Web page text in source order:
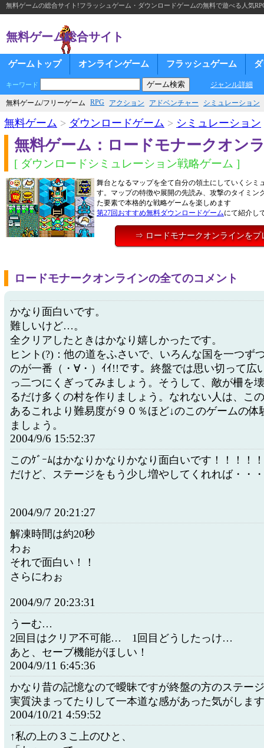
無料ゲームの総合サイト!フラッシュゲーム・ダウンロードゲームの無料で遊べる人気
無料ゲーム総合サイト
ゲームトップ オンラインゲーム フラッシュゲーム
キーワード ジャンル詳細
無料ゲーム/フリーゲーム RPG アクション アドベンチャー シミュレーション
無料ゲーム > ダウンロードゲーム > シミュレーション
無料ゲーム：ロードモナークオン
[ ダウンロードシミュレーション戦略ゲーム ]
舞台となるマップを全て自分の領土にしていくシミ
す。マップの特徴や展開の先読み、攻撃のタイミン
た要素で本格的な戦略ゲームを楽しめます
第27回おすすめ無料ダウンロードゲームにて紹介し
⇒ ロードモナークオンラインをプ
ロードモナークオンラインの全てのコメント
かなり面白いです。
難しいけど…。
全クリアしたときはかなり嬉しかったです。
ヒント(?)：他の道をふさいで、いろんな国を一つず
のが一番（・∀・）ｲｲ!!です。終盤では思い切って広
っ二つにくぎってみましょう。そうして、敵が柵を
るだけ多くの村を作りましょう。なれない人は、こ
あるこれより難易度が９０％ほど↓のこのゲームの体
ましょう。
2004/9/6 15:52:37
このｹﾞｰﾑはかなりかなりかなり面白いです！！！！
だけど、ステージをもう少し増やしてくれれば・・
2004/9/7 20:21:27
解凍時間は約20秒
わぉ
それで面白い！！
さらにわぉ
2004/9/7 20:23:31
うーむ…
2回目はクリア不可能… 1回目どうしたっけ…
あと、セーブ機能がほしい！
2004/9/11 6:45:36
かなり昔の記憶なので曖昧ですが終盤の方のステー
実質決まってたりして一本道な感があった気がしま
2004/10/21 4:59:52
↑私の上の３こ上のひと、